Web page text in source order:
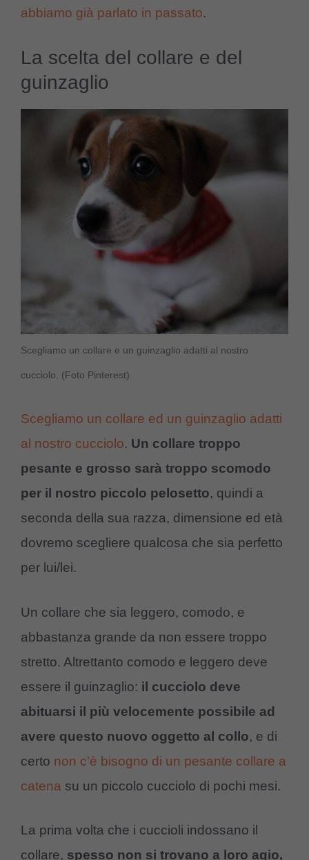
abbiamo già parlato in passato.
La scelta del collare e del
guinzaglio
Scegliamo un collare e un guinzaglio adatti al nostro
cucciolo. (Foto Pinterest)
Scegliamo un collare ed un guinzaglio adatti
al nostro cucciolo. Un collare troppo
pesante e grosso sarà troppo scomodo
per il nostro piccolo pelosetto, quindi a
seconda della sua razza, dimensione ed età
dovremo scegliere qualcosa che sia perfetto
per lui/lei.
Un collare che sia leggero, comodo, e
abbastanza grande da non essere troppo
stretto. Altrettanto comodo e leggero deve
essere il guinzaglio: il cucciolo deve
abituarsi il più velocemente possibile ad
avere questo nuovo oggetto al collo, e di
certo non c’è bisogno di un pesante collare a
catena su un piccolo cucciolo di pochi mesi.
La prima volta che i cuccioli indossano il
collare, spesso non si trovano a loro agio,